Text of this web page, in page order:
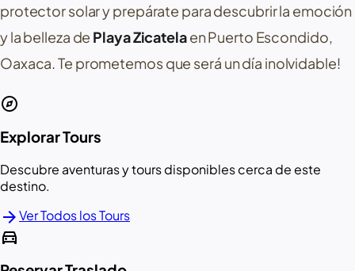
protector solar y prepárate para descubrir la emoción
y la belleza de Playa ZicatelaenPuerto Escondido,
Oaxaca. Te prometemos que será un día inolvidable!
explore
Explorar Tours
Descubre aventuras y tours disponibles cerca de este
destino.
arrow_forwardVer Todos los Tours
directions_car